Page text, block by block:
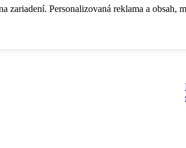
Personalizovaná reklama a obsah,